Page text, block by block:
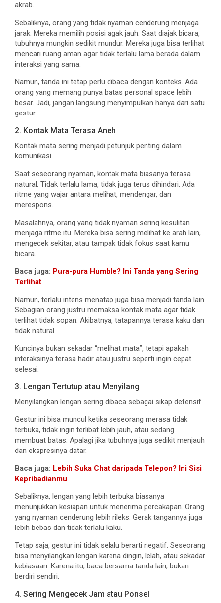
akrab.
Sebaliknya, orang yang tidak nyaman cenderung menjaga
jarak. Mereka memilih posisi agak jauh. Saat diajak bicara,
tubuhnya mungkin sedikit mundur. Mereka juga bisa terlihat
mencari ruang aman agar tidak terlalu lama berada dalam
interaksi yang sama.
Namun, tanda ini tetap perlu dibaca dengan konteks. Ada
orang yang memang punya batas personal space lebih
besar. Jadi, jangan langsung menyimpulkan hanya dari satu
gestur.
2. Kontak Mata Terasa Aneh
Kontak mata sering menjadi petunjuk penting dalam
komunikasi.
Saat seseorang nyaman, kontak mata biasanya terasa
natural. Tidak terlalu lama, tidak juga terus dihindari. Ada
ritme yang wajar antara melihat, mendengar, dan
merespons.
Masalahnya, orang yang tidak nyaman sering kesulitan
menjaga ritme itu. Mereka bisa sering melihat ke arah lain,
mengecek sekitar, atau tampak tidak fokus saat kamu
bicara.
Baca juga: Pura-pura Humble? Ini Tanda yang Sering
Terlihat
Namun, terlalu intens menatap juga bisa menjadi tanda lain.
Sebagian orang justru memaksa kontak mata agar tidak
terlihat tidak sopan. Akibatnya, tatapannya terasa kaku dan
tidak natural.
Kuncinya bukan sekadar “melihat mata”, tetapi apakah
interaksinya terasa hadir atau justru seperti ingin cepat
selesai.
3. Lengan Tertutup atau Menyilang
Menyilangkan lengan sering dibaca sebagai sikap defensif.
Gestur ini bisa muncul ketika seseorang merasa tidak
terbuka, tidak ingin terlibat lebih jauh, atau sedang
membuat batas. Apalagi jika tubuhnya juga sedikit menjauh
dan ekspresinya datar.
Baca juga: Lebih Suka Chat daripada Telepon? Ini Sisi
Kepribadianmu
Sebaliknya, lengan yang lebih terbuka biasanya
menunjukkan kesiapan untuk menerima percakapan. Orang
yang nyaman cenderung lebih rileks. Gerak tangannya juga
lebih bebas dan tidak terlalu kaku.
Tetap saja, gestur ini tidak selalu berarti negatif. Seseorang
bisa menyilangkan lengan karena dingin, lelah, atau sekadar
kebiasaan. Karena itu, baca bersama tanda lain, bukan
berdiri sendiri.
4. Sering Mengecek Jam atau Ponsel